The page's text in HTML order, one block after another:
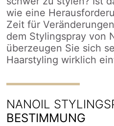
wie eine
Zeit für
dem Stylingspray von
überzeugen Sie sich
Haarstyling wirklich
NANOIL
BESTIMMUNG